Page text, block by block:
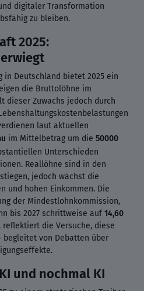
digitaler Transformation
zu bleiben.
2025:
in Deutschland bietet 2025 ein
die Bruttolöhne im
dieser Zuwachs jedoch durch
laut aktuellen
im Mittelbetrag um die 50000
Unterschieden
Reallöhne sind in den
jedoch wächst die
und hohen Einkommen. Die
der Mindestlohnkommission,
bis 2027 schrittweise auf14,60
reflektiert die Versuche, diese
begleitet von Debatten über
und nochmal KI